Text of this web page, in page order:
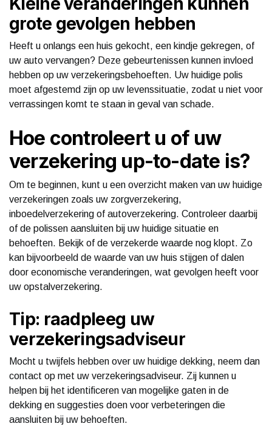
grote gevolgen hebben
Heeft u onlangs een huis gekocht, een kindje gekregen, of
uw auto vervangen? Deze gebeurtenissen kunnen invloed
hebben op uw verzekeringsbehoeften. Uw huidige polis
moet afgestemd zijn op uw levenssituatie, zodat u niet voor
verrassingen komt te staan in geval van schade.
Hoe controleert u of uw
verzekering up-to-date is?
Om te beginnen, kunt u een overzicht maken van uw huidige
verzekeringen zoals uw zorgverzekering,
inboedelverzekering of autoverzekering. Controleer daarbij
of de polissen aansluiten bij uw huidige situatie en
behoeften. Bekijk of de verzekerde waarde nog klopt. Zo
kan bijvoorbeeld de waarde van uw huis stijgen of dalen
door economische veranderingen, wat gevolgen heeft voor
uw opstalverzekering.
Tip: raadpleeg uw
verzekeringsadviseur
Mocht u twijfels hebben over uw huidige dekking, neem dan
contact op met uw verzekeringsadviseur. Zij kunnen u
helpen bij het identificeren van mogelijke gaten in de
dekking en suggesties doen voor verbeteringen die
aansluiten bij uw behoeften.